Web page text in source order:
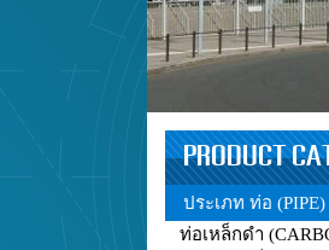
PRODUCT
ประเภท ท่อ (PIPE)
ท่อเหล็กดำ